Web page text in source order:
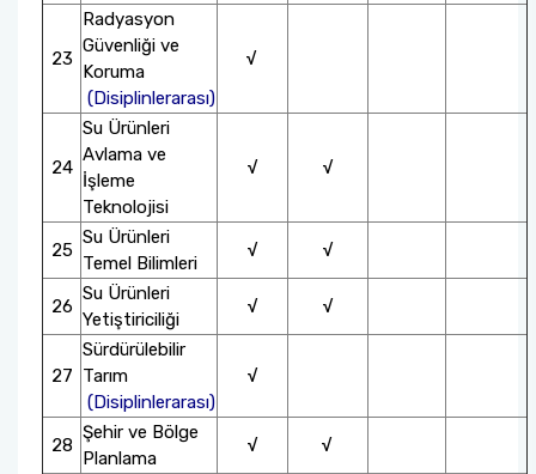
23
Radyasyon
Güvenliği ve
Koruma
(Disiplinlerarası)
√
24
Su Ürünleri
Avlama ve
İşleme
Teknolojisi
√ √
25
Su Ürünleri
Temel Bilimleri
√ √
26
Su Ürünleri
Yetiştiriciliği
√ √
27
Sürdürülebilir
Tarım
(Disiplinlerarası)
√
28
Şehir ve Bölge
Planlama
√ √